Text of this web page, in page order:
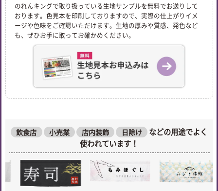
のれんキングで取り扱っている生地サンプルを無料でお送りして
おります。色見本を印刷しておりますので、実際の仕上がりイメ
ージや色味をご確認いただけます。生地の厚みや質感、発色など
も、ぜひお手に取ってお確かめください。
飲食店 小売業 店内装飾 日除け などの用途でよく
使われています！